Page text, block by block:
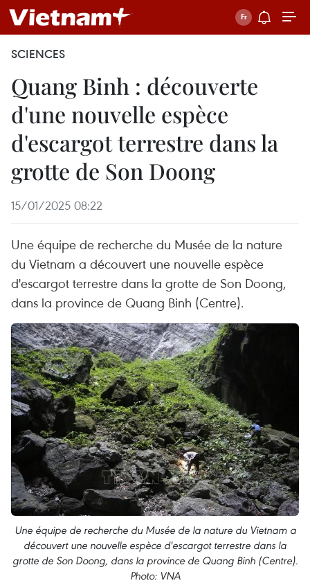
SCIENCES
Quang Binh : découverte
d'une nouvelle espèce
d'escargot terrestre dans la
grotte de Son Doong
15/01/2025 08:22
Une équipe de recherche du Musée de la nature
du Vietnam a découvert une nouvelle espèce
d'escargot terrestre dans la grotte de Son Doong,
dans la province de Quang Binh (Centre).
Une équipe de recherche du Musée de la nature du Vietnam a
découvert une nouvelle espèce d'escargot terrestre dans la
grotte de Son Doong, dans la province de Quang Binh (Centre).
Photo: VNA